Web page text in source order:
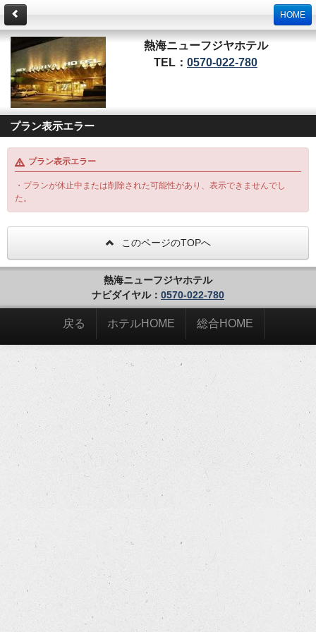
HOME
熱海ニューフジヤホテル
TEL： 0570-022-780
プラン表示エラー
プラン表示エラー
・プランが休止中または削除された可能性があり、表示できませんでし
た。
このページのTOPへ
熱海ニューフジヤホテル
ナビダイヤル： 0570-022-780
戻る ホテルHOME 総合HOME